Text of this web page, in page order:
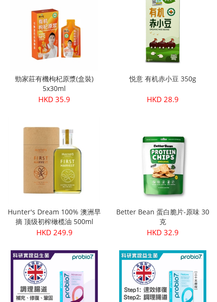
勁家莊有機枸杞原漿(盒裝)
5x30ml
HKD 35.9
悦意 有机赤小豆 350g
HKD 28.9
Hunter's Dream 100% 澳洲早
摘 顶级初榨橄榄油 500ml
HKD 249.9
Better Bean 蛋白脆片-原味 30
克
HKD 32.9